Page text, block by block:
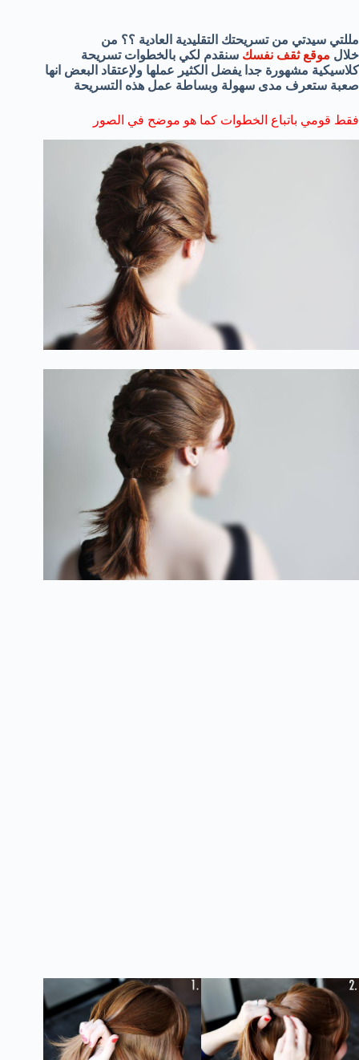
مللتي سيدتي من تسريحتك التقليدية العادية ؟؟ من
خلال موقع ثقف نفسك سنقدم لكي بالخطوات تسريحة
كلاسيكية مشهورة جدا يفضل الكثير عملها ولإعتقاد البعض انها
صعبة ستعرف مدى سهولة وبساطة عمل هذه التسريحة
فقط قومي باتباع الخطوات كما هو موضح في الصور